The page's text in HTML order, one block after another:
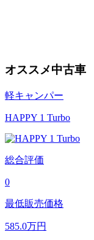
オススメ中古車
軽キャンパー
HAPPY 1 Turbo
総合評価
0
最低販売価格
585.0万円